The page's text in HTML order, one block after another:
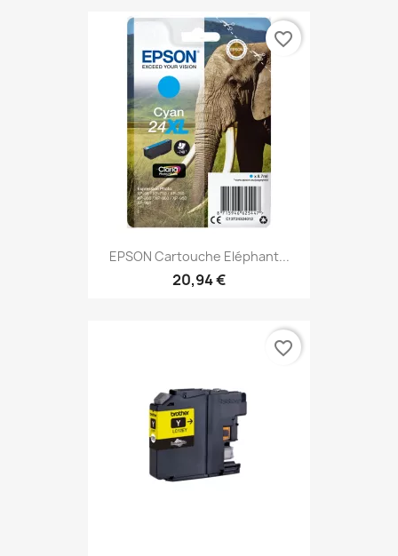
EPSON Cartouche Eléphant...
20,94 €
favorite_border
favorite_border